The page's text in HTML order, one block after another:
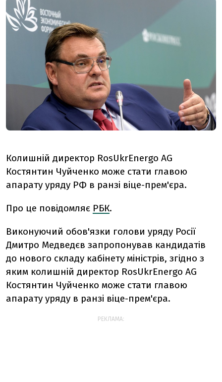
Колишній директор RosUkrEnergo AG
Костянтин Чуйченко може стати главою
апарату уряду РФ в ранзі віце-прем'єра.
Про це повідомляє РБК.
Виконуючий обов'язки голови уряду Росії
Дмитро Медведєв запропонував кандидатів
до нового складу кабінету міністрів, згідно з
яким колишній директор RosUkrEnergo AG
Костянтин Чуйченко може стати главою
апарату уряду в ранзі віце-прем'єра.
РЕКЛАМА: